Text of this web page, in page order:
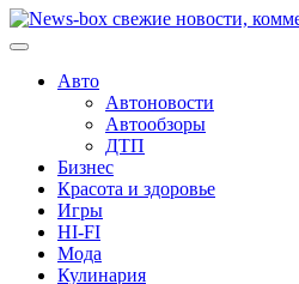
Авто
Автоновости
Автообзоры
ДТП
Бизнес
Красота и здоровье
Игры
HI-FI
Мода
Кулинария